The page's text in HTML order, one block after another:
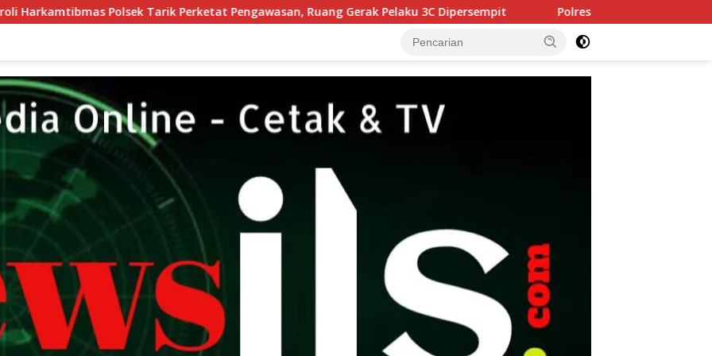
Pengawasan, Ruang Gerak Pelaku 3C Dipersempit Polres Pasuruan Tegaskan Penanganan Kasus Laka